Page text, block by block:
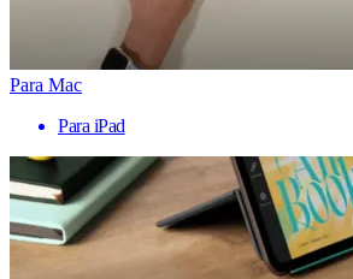
Para Mac
Para iPad